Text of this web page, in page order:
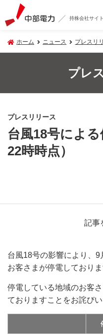
持株会社サイト
ホーム ニュース プレスリ
プレ
プレスリリース
台風18号によ
22時時点）
記事
台風18号の影響により、
お客さまが停電しておりま
停電している地域のお客
ておりますことをお詫びい